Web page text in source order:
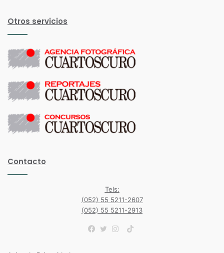
Otros servicios
Contacto
Tels:
(052) 55 5211-2607
(052) 55 5211-2913
TikTok